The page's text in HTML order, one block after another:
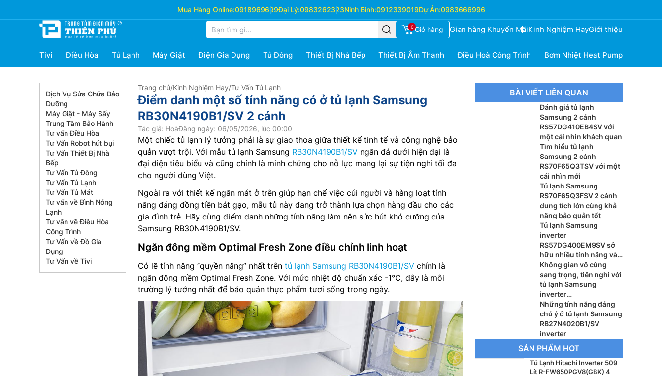
Mua Hàng Online:0918969699Đại Lý:0983262323Ninh Bình:0912339019Dự Án:0983666996
0 Giỏ hàng Gian hàng Khuyến MãiKinh Nghiệm HayGiới thiệu
Tivi Điều Hòa Tủ Lạnh Máy Giặt Điện Gia Dụng Tủ Đông Thiết Bị Nhà Bếp Thiết Bị Âm Thanh Điều Hoà Công Trình Bơm Nhiệt Heat Pump
Dịch Vụ Sửa Chữa Bảo
Dưỡng
Máy Giặt - Máy Sấy
Trung Tâm Bảo Hành
Tư vấn Điều Hòa
Tư Vấn Robot hút bụi
Tư Vấn Thiết Bị Nhà
Bếp
Tư Vấn Tủ Đông
Tư Vấn Tủ Lạnh
Tư Vấn Tủ Mát
Tư vấn về Bình Nóng
Lạnh
Tư vấn về Điều Hòa
Công Trình
Tư Vấn về Đồ Gia
Dụng
Tư Vấn về Tivi
Trang chủ/Kinh Nghiệm Hay/Tư Vấn Tủ Lạnh
Điểm danh một số tính năng có ở tủ lạnh Samsung
RB30N4190B1/SV 2 cánh
Tác giả: HoàĐăng ngày: 06/05/2026, lúc 00:00
Một chiếc tủ lạnh lý tưởng phải là sự giao thoa giữa thiết kế tinh tế và công nghệ bảo
quản vượt trội. Với mẫu tủ lạnh Samsung RB30N4190B1/SV ngăn đá dưới hiện đại là
đại diện tiêu biểu và cũng chính là minh chứng cho nỗ lực mang lại sự tiện nghi tối đa
cho người dùng Việt.
Ngoài ra với thiết kế ngăn mát ở trên giúp hạn chế việc cúi người và hàng loạt tính
năng đáng đồng tiền bát gạo, mẫu tủ này đang trở thành lựa chọn hàng đầu cho các
gia đình trẻ. Hãy cùng điểm danh những tính năng làm nên sức hút khó cưỡng của
Samsung RB30N4190B1/SV.
Ngăn đông mềm Optimal Fresh Zone điều chỉnh linh hoạt
Có lẽ tính năng “quyền năng” nhất trên tủ lạnh Samsung RB30N4190B1/SV chính là
ngăn đông mềm Optimal Fresh Zone. Với mức nhiệt độ chuẩn xác -1°C, đây là môi
trường lý tưởng nhất để bảo quản thực phẩm tươi sống trong ngày.
BÀI VIẾT LIÊN QUAN
Đánh giá tủ lạnh
Samsung 2 cánh
RS57DG410EB4SV với
một cái nhìn khách quan
Tìm hiểu tủ lạnh
Samsung 2 cánh
RS70F65Q3TSV với một
cái nhìn mới
Tủ lạnh Samsung
RS70F65Q3FSV 2 cánh
dung tích lớn cùng khả
năng bảo quản tốt
Tủ lạnh Samsung
inverter
RS57DG400EM9SV sở
hữu nhiều tính năng và
đáng lựa chọn
Không gian vô cùng
sang trọng, tiên nghi với
tủ lạnh Samsung
inverter
RB27N4020S9/SV
Những tính năng đáng
chú ý ở tủ lạnh Samsung
RB27N4020B1/SV
inverter
SẢN PHẨM HOT
Tủ Lạnh Hitachi Inverter 509
Lít R-FW650PGV8(GBK) 4